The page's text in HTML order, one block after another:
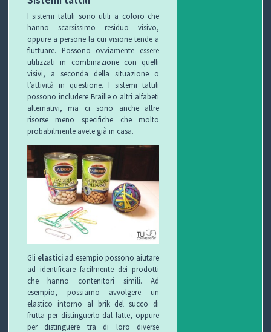
I sistemi tattili sono utili a coloro che
hanno scarsissimo residuo visivo,
oppure a persone la cui visione tende a
fluttuare. Possono ovviamente essere
utilizzati in combinazione con quelli
visivi, a seconda della situazione o
l’attività in questione. I sistemi tattili
possono includere Braille o altri alfabeti
alternativi, ma ci sono anche altre
risorse meno specifiche che molto
probabilmente avete già in casa.
Gli elastici ad esempio possono aiutare
ad identificare facilmente dei prodotti
che hanno contenitori simili. Ad
esempio, possiamo avvolgere un
elastico intorno al brik del succo di
frutta per distinguerlo dal latte, oppure
per distinguere tra di loro diverse